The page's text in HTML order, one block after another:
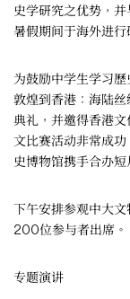
史学研究之优势，
暑假期间于海外进行
为鼓励中学生学习
敦煌到香港：海陆
典礼，并邀得香港
文比赛活动非常成
史博物馆携手合办
下午安排参观中大
200位参与者出席。
专题演讲